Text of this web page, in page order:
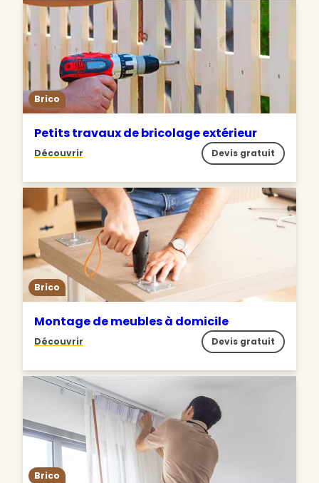
Brico
Petits travaux de bricolage extérieur
Découvrir Devis gratuit
Brico
Montage de meubles à domicile
Découvrir Devis gratuit
Brico